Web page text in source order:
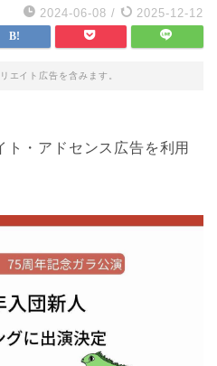
2024-06-08 / 2025-12-12
エイト広告を含みます。
・アドセンス広告を利用